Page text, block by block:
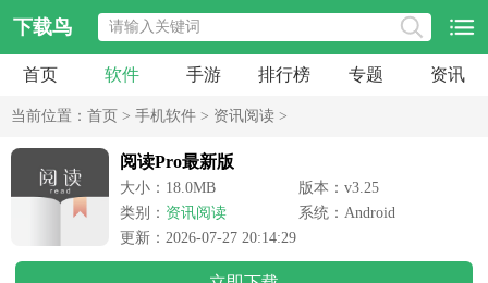
下载鸟
首页 软件 手游 排行榜 专题 资讯
当前位置： 首页 > 手机软件 > 资讯阅读 >
阅读Pro最新版
大小：18.0MB
版本：v3.25
类别： 资讯阅读
系统：Android
更新：2026-07-27 20:14:29